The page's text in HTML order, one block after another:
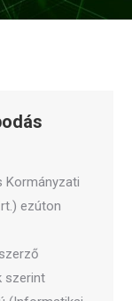
Kormányzati
ezúton
szerint